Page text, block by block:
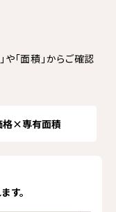
「面積」からご確認
格×専有面積
す。